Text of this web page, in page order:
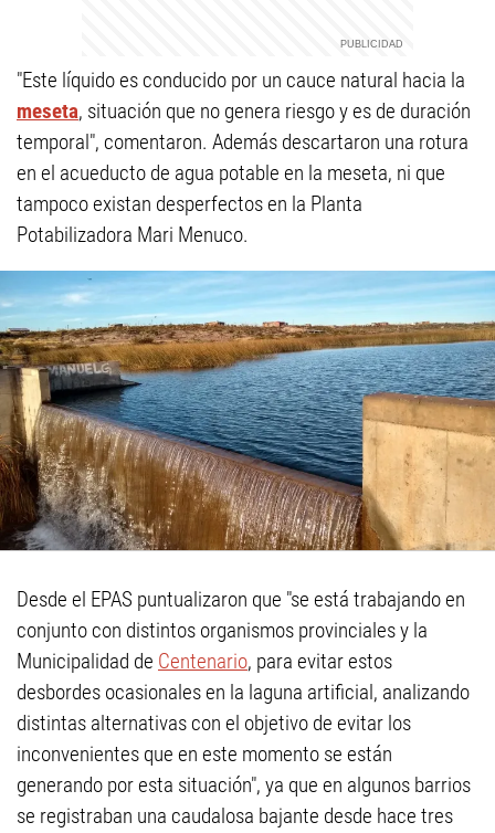
"Este líquido es conducido por un cauce natural hacia la
meseta, situación que no genera riesgo y es de duración
temporal", comentaron. Además descartaron una rotura
en el acueducto de agua potable en la meseta, ni que
tampoco existan desperfectos en la Planta
Potabilizadora Mari Menuco.
Desde el EPAS puntualizaron que "se está trabajando en
conjunto con distintos organismos provinciales y la
Municipalidad de Centenario, para evitar estos
desbordes ocasionales en la laguna artificial, analizando
distintas alternativas con el objetivo de evitar los
inconvenientes que en este momento se están
generando por esta situación", ya que en algunos barrios
se registraban una caudalosa bajante desde hace tres